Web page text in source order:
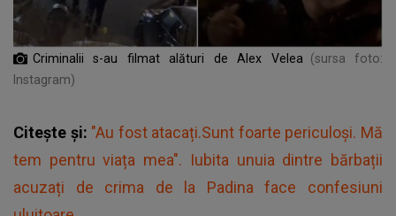
Criminalii s-au filmat alături de Alex Velea
(sursa foto:
Instagram)
Citește și: "Au fost atacați.Sunt foarte periculoși. Mă
tem pentru viața mea". Iubita unuia dintre bărbații
acuzați de crima de la Padina face confesiuni